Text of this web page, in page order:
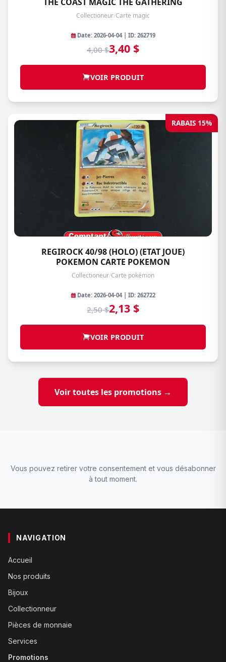
Collectioneur/Carte magic
Date: 2026-04-04 | ID: 262719
4,00 $3,40 $
VOIR PRODUIT
RABAIS 15%
REGIROCK 40/98 (HOLO) (ETAT JOUE)
POKEMON CARTE POKEMON
Collectioneur/Carte pokémon
Date: 2026-04-04 | ID: 262722
2,50 $2,13 $
VOIR PRODUIT
Voir toutes les promotions →
Vous pouvez retirer votre consentement et vous désabonner
à tout moment.
NAVIGATION
Accueil
Nos produits
Bijoux
Collectionneur
Pièces de monnaie
Services
Promotions